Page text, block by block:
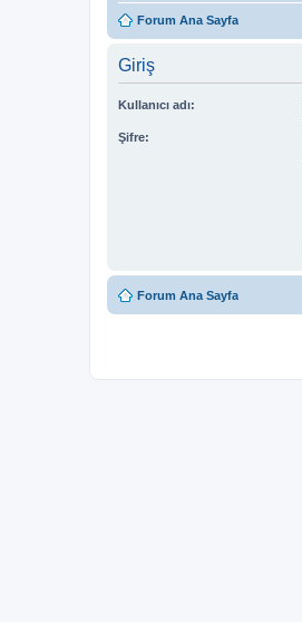
Forum Ana Sayfa
Giriş
Kullanıcı adı:
Şifre:
Forum Ana Sayfa